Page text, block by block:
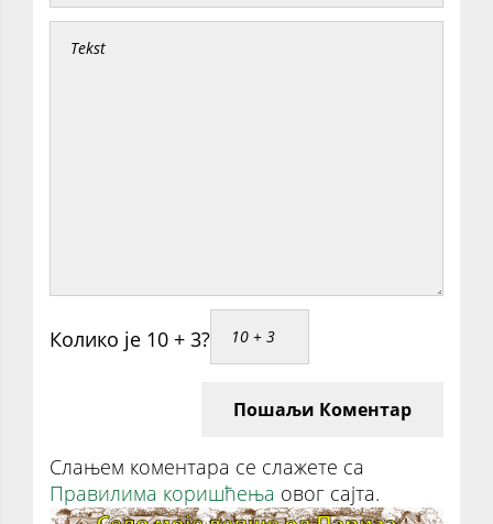
Колико је 10 + 3?
Пошаљи Коментар
Слањем коментара се слажете са
Правилима коришћења овог сајта.